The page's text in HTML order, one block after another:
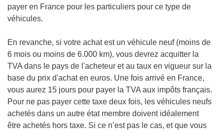
payer en France pour les particuliers pour ce type de
véhicules.
En revanche, si votre achat est un véhicule neuf (moins de
6 mois ou moins de 6.000 km), vous devrez acquitter la
TVA dans le pays de l'acheteur et au taux en vigueur sur la
base du prix d'achat en euros. Une fois arrivé en France,
vous aurez 15 jours pour payer la TVA aux impôts français.
Pour ne pas payer cette taxe deux fois, les véhicules neufs
achetés dans un autre état membre doivent idéalement
être achetés hors taxe. Si ce n’est pas le cas, et que vous